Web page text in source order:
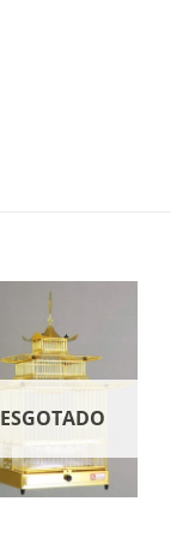
ESGOTADO